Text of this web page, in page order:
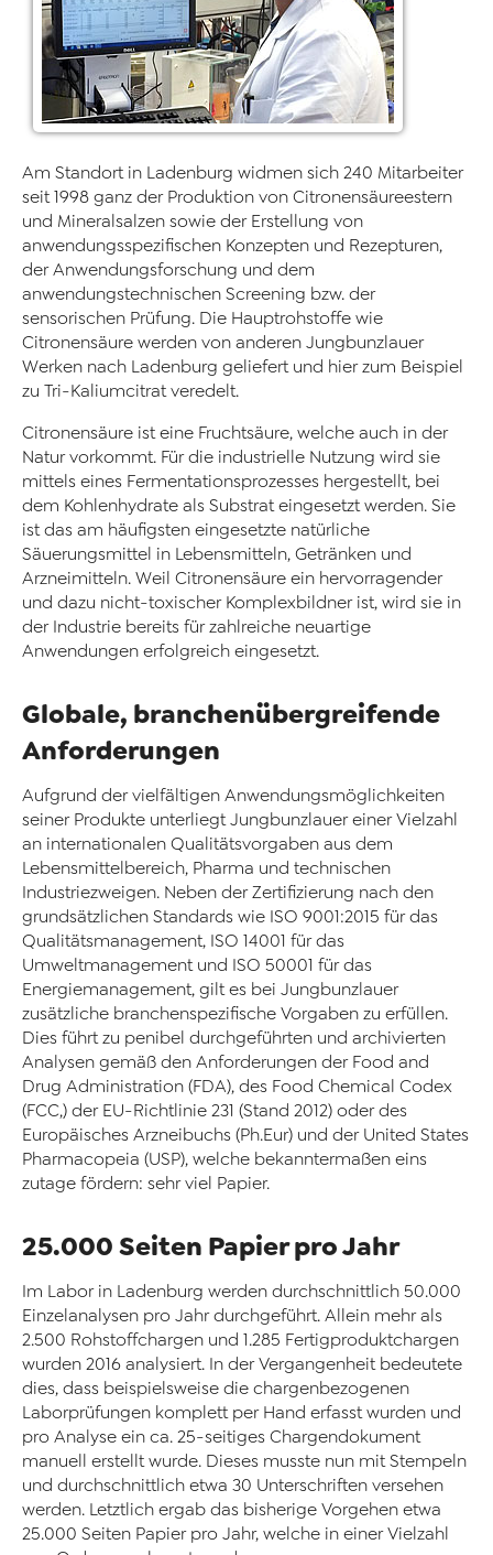
Am Standort in Ladenburg widmen sich 240 Mitarbeiter
seit 1998 ganz der Produktion von Citronensäureestern
und Mineralsalzen sowie der Erstellung von
anwendungsspezifischen Konzepten und Rezepturen,
der Anwendungsforschung und dem
anwendungstechnischen Screening bzw. der
sensorischen Prüfung. Die Hauptrohstoffe wie
Citronensäure werden von anderen Jungbunzlauer
Werken nach Ladenburg geliefert und hier zum Beispiel
zu Tri-Kaliumcitrat veredelt.
Citronensäure ist eine Fruchtsäure, welche auch in der
Natur vorkommt. Für die industrielle Nutzung wird sie
mittels eines Fermentationsprozesses hergestellt, bei
dem Kohlenhydrate als Substrat eingesetzt werden. Sie
ist das am häufigsten eingesetzte natürliche
Säuerungsmittel in Lebensmitteln, Getränken und
Arzneimitteln. Weil Citronensäure ein hervorragender
und dazu nicht-toxischer Komplexbildner ist, wird sie in
der Industrie bereits für zahlreiche neuartige
Anwendungen erfolgreich eingesetzt.
Globale, branchenübergreifende
Anforderungen
Aufgrund der vielfältigen Anwendungsmöglichkeiten
seiner Produkte unterliegt Jungbunzlauer einer Vielzahl
an internationalen Qualitätsvorgaben aus dem
Lebensmittelbereich, Pharma und technischen
Industriezweigen. Neben der Zertifizierung nach den
grundsätzlichen Standards wie ISO 9001:2015 für das
Qualitätsmanagement, ISO 14001 für das
Umweltmanagement und ISO 50001 für das
Energiemanagement, gilt es bei Jungbunzlauer
zusätzliche branchenspezifische Vorgaben zu erfüllen.
Dies führt zu penibel durchgeführten und archivierten
Analysen gemäß den Anforderungen der Food and
Drug Administration (FDA), des Food Chemical Codex
(FCC,) der EU-Richtlinie 231 (Stand 2012) oder des
Europäisches Arzneibuchs (Ph.Eur) und der United States
Pharmacopeia (USP), welche bekanntermaßen eins
zutage fördern: sehr viel Papier.
25.000 Seiten Papier pro Jahr
Im Labor in Ladenburg werden durchschnittlich 50.000
Einzelanalysen pro Jahr durchgeführt. Allein mehr als
2.500 Rohstoffchargen und 1.285 Fertigproduktchargen
wurden 2016 analysiert. In der Vergangenheit bedeutete
dies, dass beispielsweise die chargenbezogenen
Laborprüfungen komplett per Hand erfasst wurden und
pro Analyse ein ca. 25-seitiges Chargendokument
manuell erstellt wurde. Dieses musste nun mit Stempeln
und durchschnittlich etwa 30 Unterschriften versehen
werden. Letztlich ergab das bisherige Vorgehen etwa
25.000 Seiten Papier pro Jahr, welche in einer Vielzahl